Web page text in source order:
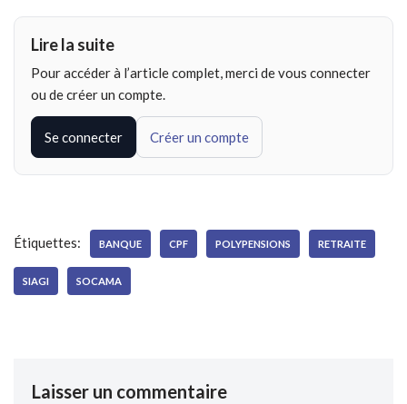
Lire la suite
Pour accéder à l’article complet, merci de vous connecter
ou de créer un compte.
Se connecter Créer un compte
Étiquettes: BANQUE CPF POLYPENSIONS RETRAITE
SIAGI SOCAMA
Laisser un commentaire